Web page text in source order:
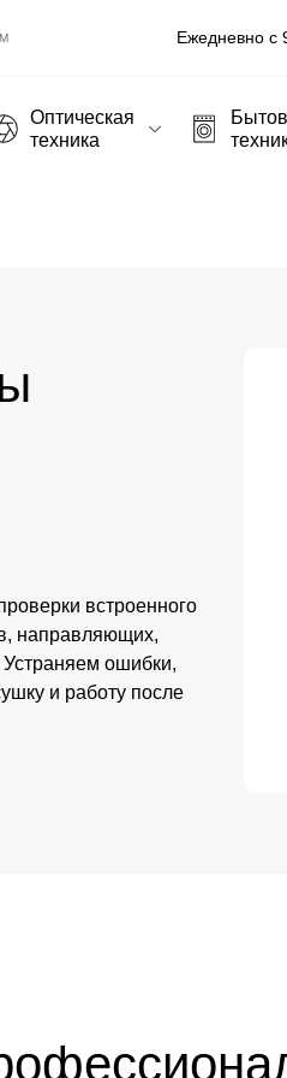
Ежедневно с
Оптическая
техника
встроенного
направляющих,
Устраняем ошибки,
и работу после